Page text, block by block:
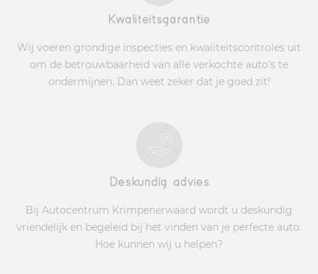
Kwaliteitsgarantie
Wij voeren grondige inspecties en kwaliteitscontroles uit
om de betrouwbaarheid van alle verkochte auto's te
ondermijnen. Dan weet zeker dat je goed zit!
Deskundig advies
Bij Autocentrum Krimpenerwaard wordt u deskundig
vriendelijk en begeleid bij het vinden van je perfecte auto.
Hoe kunnen wij u helpen?